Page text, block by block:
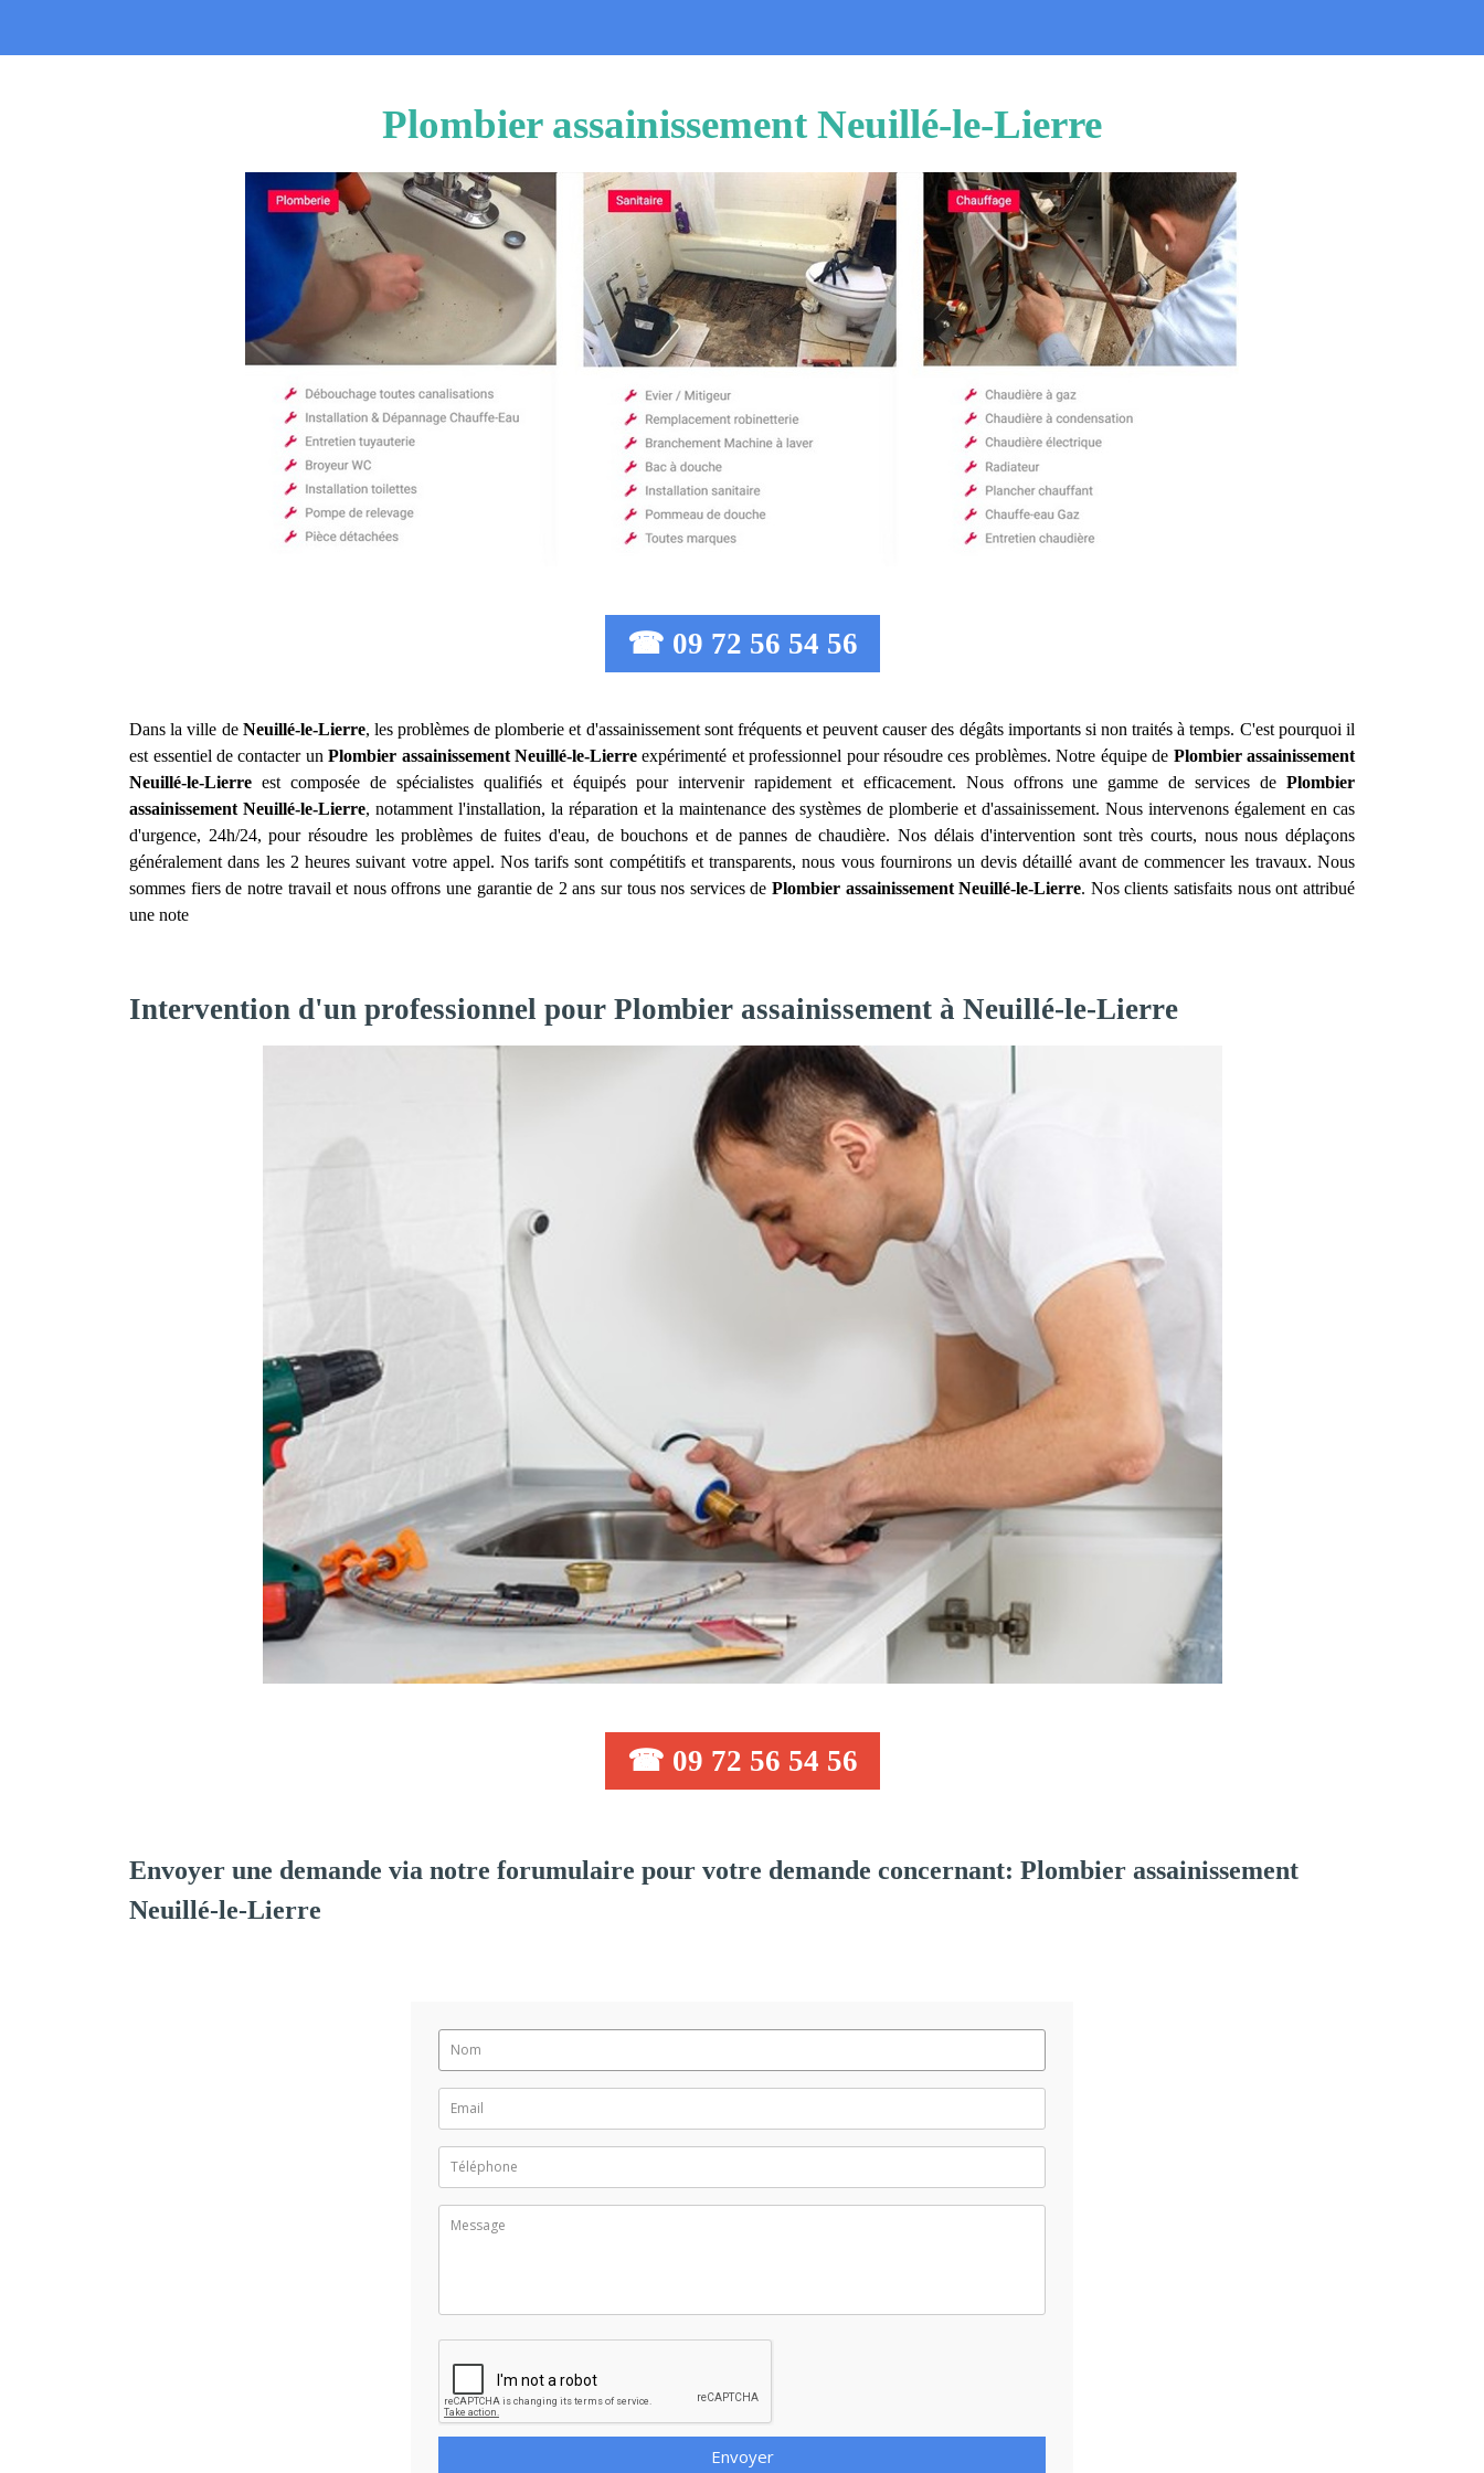
Plombier assainissement Neuillé-le-Lierre
☎ 09 72 56 54 56
Dans la ville de Neuillé-le-Lierre, les problèmes de plomberie et d'assainissement sont fréquents et peuvent causer des dégâts importants si non traités à temps. C'est pourquoi il
est essentiel de contacter unPlombier assainissement Neuillé-le-Lierre expérimenté et professionnel pour résoudre ces problèmes. Notre équipe de Plombier assainissement
Neuillé-le-Lierre est composée de spécialistes qualifiés et équipés pour intervenir rapidement et efficacement. Nous offrons une gamme de services de Plombier
assainissement Neuillé-le-Lierre, notamment l'installation, la réparation et la maintenance des systèmes de plomberie et d'assainissement. Nous intervenons également en cas
d'urgence, 24h/24, pour résoudre les problèmes de fuites d'eau, de bouchons et de pannes de chaudière. Nos délais d'intervention sont très courts, nous nous déplaçons
généralement dans les 2 heures suivant votre appel. Nos tarifs sont compétitifs et transparents, nous vous fournirons un devis détaillé avant de commencer les travaux. Nous
sommes fiers de notre travail et nous offrons une garantie de 2 ans sur tous nos services dePlombier assainissement Neuillé-le-Lierre. Nos clients satisfaits nous ont attribué
une note
Intervention d'un professionnel pour Plombier assainissement à Neuillé-le-Lierre
☎ 09 72 56 54 56
Envoyer une demande via notre forumulaire pour votre demande concernant: Plombier assainissement
Neuillé-le-Lierre
Envoyer